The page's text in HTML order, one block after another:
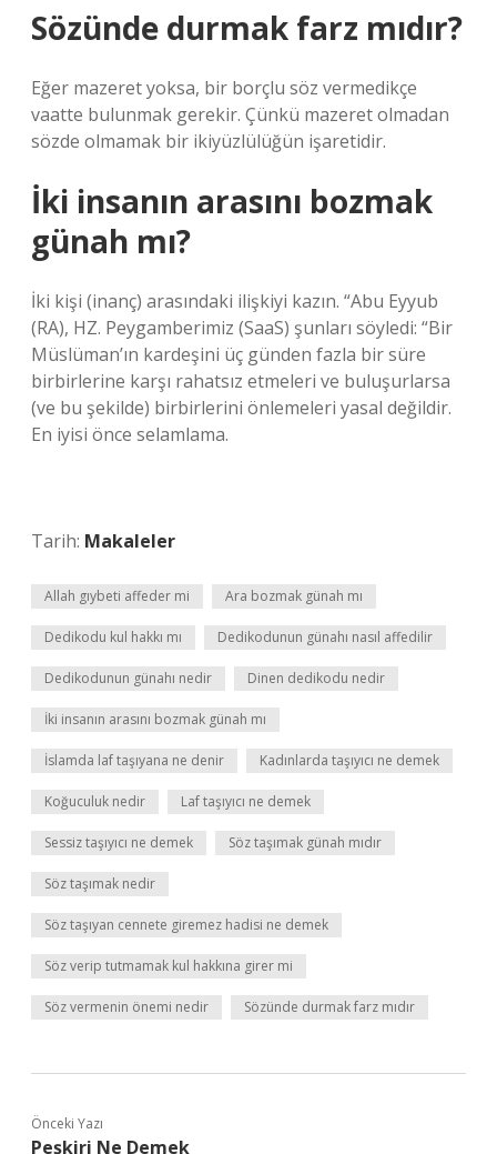
Sözünde durmak farz mıdır?
Eğer mazeret yoksa, bir borçlu söz vermedikçe
vaatte bulunmak gerekir. Çünkü mazeret olmadan
sözde olmamak bir ikiyüzlülüğün işaretidir.
İki insanın arasını bozmak
günah mı?
İki kişi (inanç) arasındaki ilişkiyi kazın. “Abu Eyyub
(RA), HZ. Peygamberimiz (SaaS) şunları söyledi: “Bir
Müslüman’ın kardeşini üç günden fazla bir süre
birbirlerine karşı rahatsız etmeleri ve buluşurlarsa
(ve bu şekilde) birbirlerini önlemeleri yasal değildir.
En iyisi önce selamlama.
Tarih: Makaleler
Allah gıybeti affeder mi Ara bozmak günah mı
Dedikodu kul hakkı mı Dedikodunun günahı nasıl affedilir
Dedikodunun günahı nedir Dinen dedikodu nedir
İki insanın arasını bozmak günah mı
İslamda laf taşıyana ne denir Kadınlarda taşıyıcı ne demek
Koğuculuk nedir Laf taşıyıcı ne demek
Sessiz taşıyıcı ne demek Söz taşımak günah mıdır
Söz taşımak nedir
Söz taşıyan cennete giremez hadisi ne demek
Söz verip tutmamak kul hakkına girer mi
Söz vermenin önemi nedir Sözünde durmak farz mıdır
Önceki Yazı
Peşkiri Ne Demek